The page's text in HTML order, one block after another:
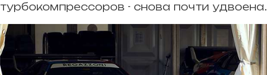
турбокомпрессоров - снова почти удвоена.